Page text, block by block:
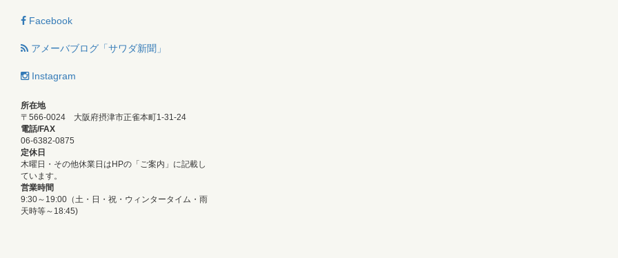
Facebook
アメーバブログ「サワダ新聞」
Instagram
所在地
〒566-0024 大阪府摂津市正雀本町1-31-24
電話/FAX
06-6382-0875
定休日
木曜日・その他休業日はHPの「ご案内」に記載し
ています。
営業時間
9:30～19:00（土・日・祝・ウィンタータイム・雨
天時等～18:45)